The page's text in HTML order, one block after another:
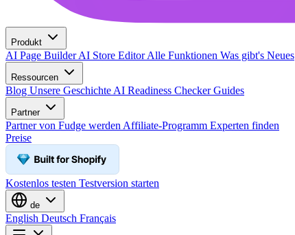
Produkt
AI Page BuilderAI Store EditorAlle Funktionen Was gibt's Neues
Ressourcen
Blog Unsere Geschichte AI Readiness CheckerGuides
Partner
Partner von Fudge werden Affiliate-Programm Experten finden
Preise
Kostenlos testen Testversion starten
de
English Deutsch Français